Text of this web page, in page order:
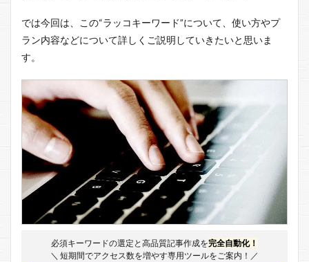
では今回は、この“ラッコキーワード”について、使い方やプ
ラン内容などについて詳しくご説明していきたいと思いま
す。
必須キーワードの選定と高品質記事作成を完全自動化！
＼ 短期間でアクセス数を増やす専用ツールをご案内！／